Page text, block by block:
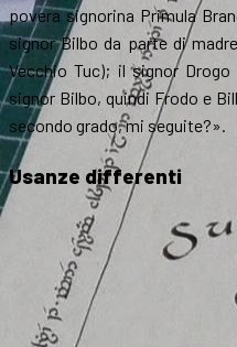
povera signorina Primula
signor Bilbo da parte di
Vecchio Tuc); il signor
signor Bilbo, quindi Frodo e
secondo grado, mi seguite?».
Usanze differenti